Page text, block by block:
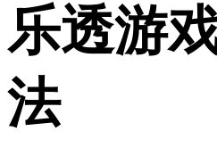
乐透游
法